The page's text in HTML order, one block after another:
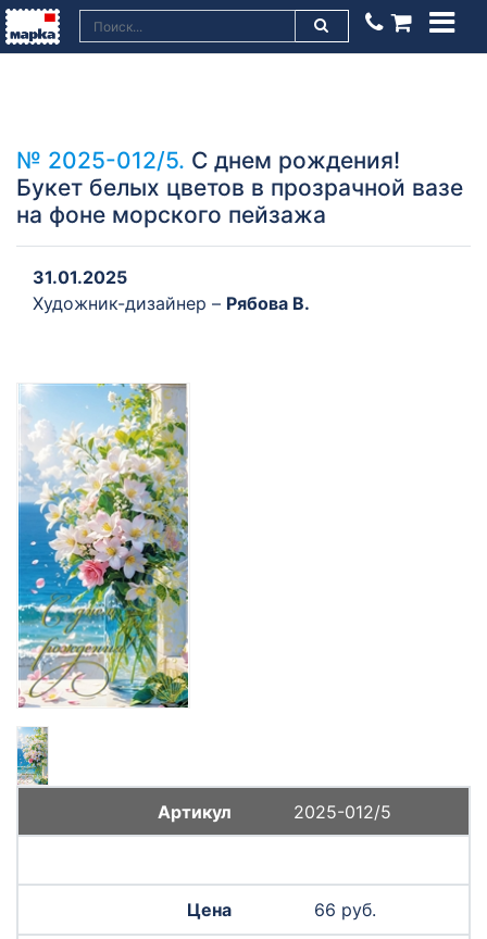
№ 2025-012/5. С днем рождения!
Букет белых цветов в прозрачной вазе
на фоне морского пейзажа
31.01.2025
Художник-дизайнер – Рябова В.
2025-012/5
66 руб.